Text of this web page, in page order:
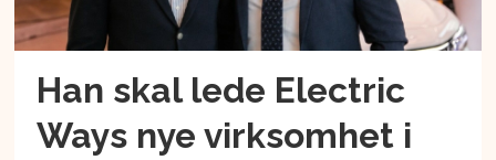
Han skal lede Electric
Ways nye virksomhet i